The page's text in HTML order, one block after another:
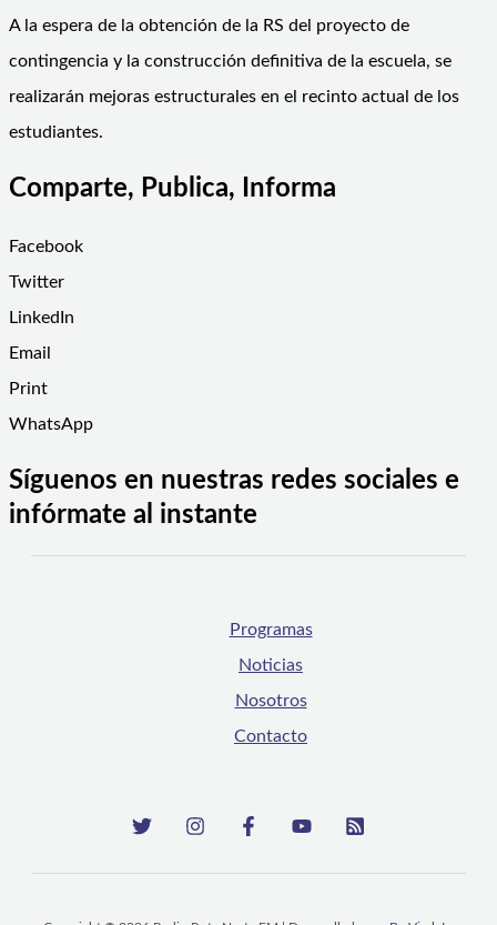
A la espera de la obtención de la RS del proyecto de
contingencia y la construcción definitiva de la escuela, se
realizarán mejoras estructurales en el recinto actual de los
estudiantes.
Comparte, Publica, Informa
Facebook
Twitter
LinkedIn
Email
Print
WhatsApp
Síguenos en nuestras redes sociales e
infórmate al instante
Programas
Noticias
Nosotros
Contacto